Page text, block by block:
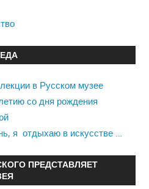
в Русском музее
со дня рождения
я отдыхаю в искусстве …
ПРЕДСТАВЛЯЕТ